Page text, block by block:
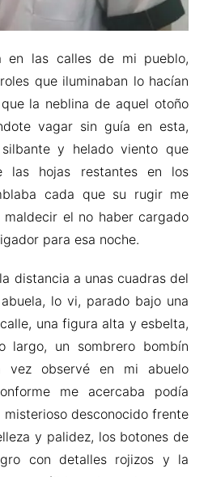
en las calles de mi pueblo,
que iluminaban lo hacían
la neblina de aquel otoño
vagar sin guía en esta,
y helado viento que
las hojas restantes en los
cada que su rugir me
maldecir el no haber cargado
para esa noche.
distancia a unas cuadras del
lo vi, parado bajo una
una figura alta y esbelta,
largo, un sombrero bombín
vez observé en mi abuelo
me acercaba podía
desconocido frente
y palidez, los botones de
con detalles rojizos y la